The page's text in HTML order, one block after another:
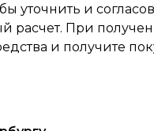
уточнить и
расчет. При
и получите